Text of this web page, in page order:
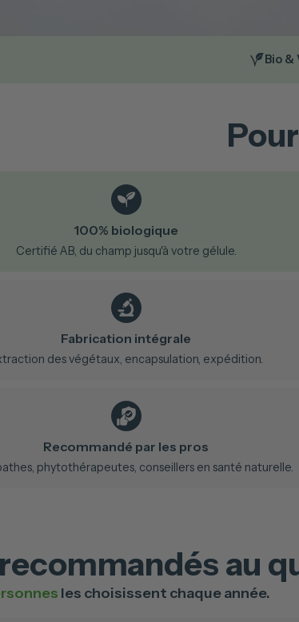
Bio &
100% biologique
Certifié AB, du champ jusqu'à votre gélule.
Fabrication intégrale
des végétaux, encapsulation, expédition.
Recommandé par les pros
phytothérapeutes, conseillers en santé naturelle.
au
les choisissent chaque année.